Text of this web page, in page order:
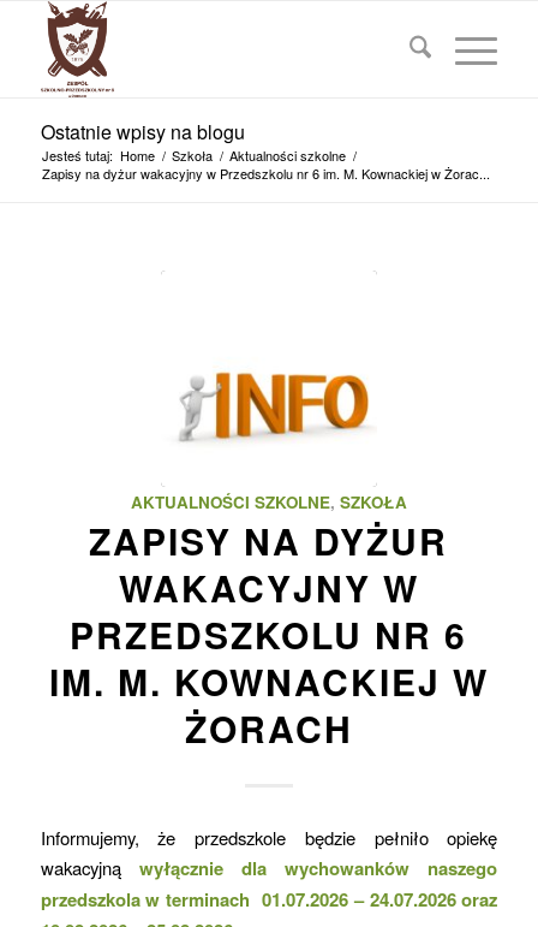
Ostatnie wpisy na blogu
Jesteś tutaj: Home / Szkoła / Aktualności szkolne /
Zapisy na dyżur wakacyjny w Przedszkolu nr 6 im. M. Kownackiej w Żorac...
AKTUALNOŚCI SZKOLNE, SZKOŁA
ZAPISY NA DYŻUR
WAKACYJNY W
PRZEDSZKOLU NR 6
IM. M. KOWNACKIEJ W
ŻORACH
Informujemy, że przedszkole będzie pełniło opiekę
wakacyjną wyłącznie dla wychowanków naszego
przedszkola w terminach 01.07.2026 – 24.07.2026 oraz